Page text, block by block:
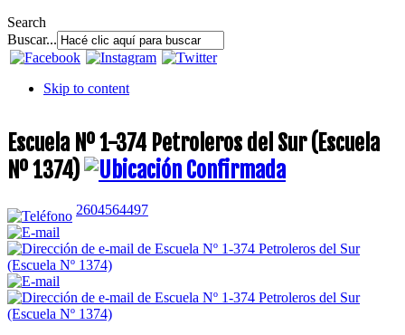
Search
Buscar...
Skip to content
Escuela Nº 1-374 Petroleros del Sur (Escuela
Nº 1374)
2604564497